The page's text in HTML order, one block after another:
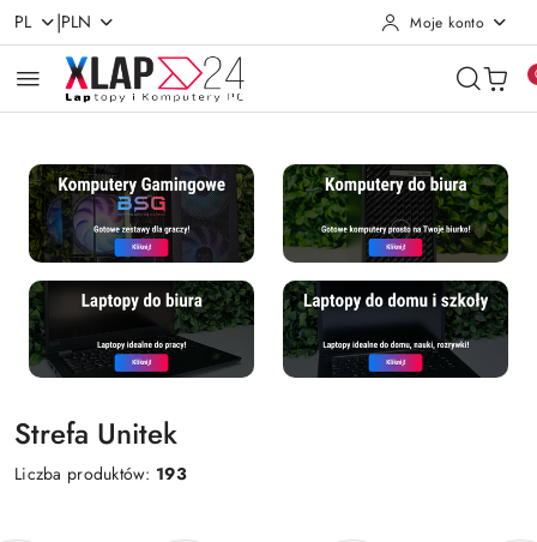
Przejdź do treści głównej
Przejdź do wyszukiwarki
Przejdź do moje konto
Przejdź do menu głównego
Przejdź do stopki
PL |PLN Moje konto
Strefa Unitek
Liczba produktów: 193